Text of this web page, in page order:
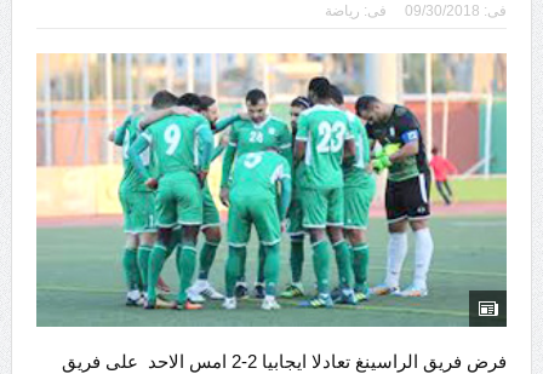
فى: 09/30/2018 فى: رياضة
فرض فريق الراسينغ تعادلا ايجابيا 2-2 امس الاحد على فريق